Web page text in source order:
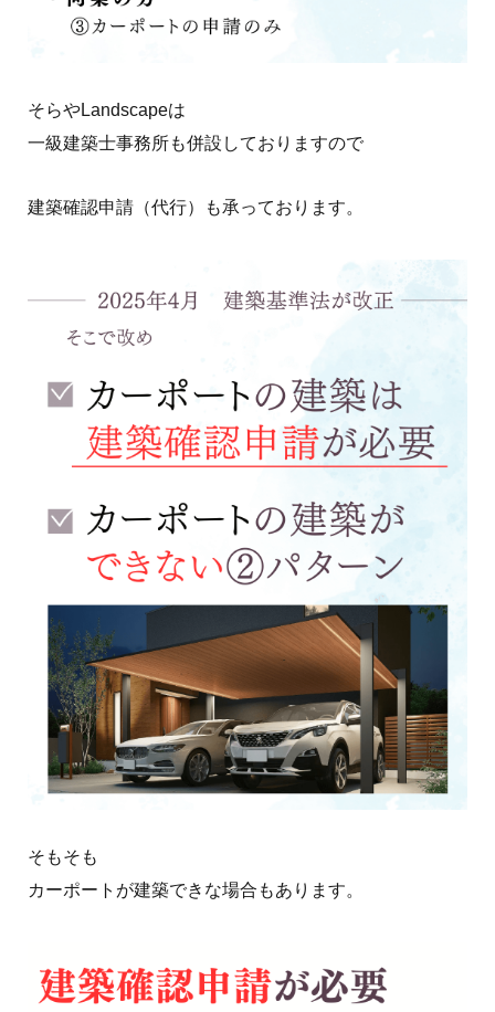
そらやLandscapeは
一級建築士事務所も併設しておりますので
建築確認申請（代行）も承っております。
そもそも
カーポートが建築できな場合もあります。